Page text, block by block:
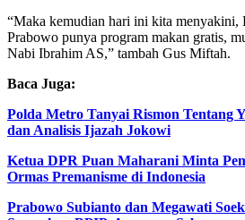
“Maka kemudian hari ini kita menyakini,
Prabowo punya program makan gratis,
Nabi Ibrahim AS,” tambah Gus Miftah.
Baca Juga:
Polda Metro Tanyai Rismon Tentang
dan Analisis Ijazah Jokowi
Ketua DPR Puan Maharani Minta
Ormas Premanisme di Indonesia
Prabowo Subianto dan Megawati